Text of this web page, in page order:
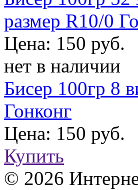
размер R10/0
Цена: 150 руб.
нет в наличии
Бисер 100гр 8
Гонконг
Цена: 150 руб.
Купить
© 2026